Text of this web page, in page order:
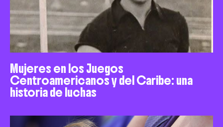
Mujeres en los Juegos
Centroamericanos y del Caribe: una
historia de luchas